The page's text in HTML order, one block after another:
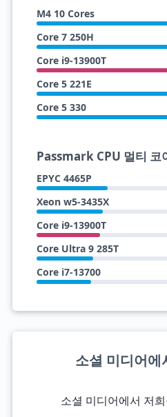
M4 10 Cores
Core 7 250H
Core i9-13900T
Core 5 221E
Core 5 330
Passmark CPU 멀티 코
EPYC 4465P
Xeon w5-3435X
Core i9-13900T
Core Ultra 9 285T
Core i7-13700
소셜 미디어에
소셜 미디어에서 저